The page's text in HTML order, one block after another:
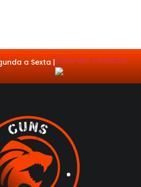
|Entre em contacto.